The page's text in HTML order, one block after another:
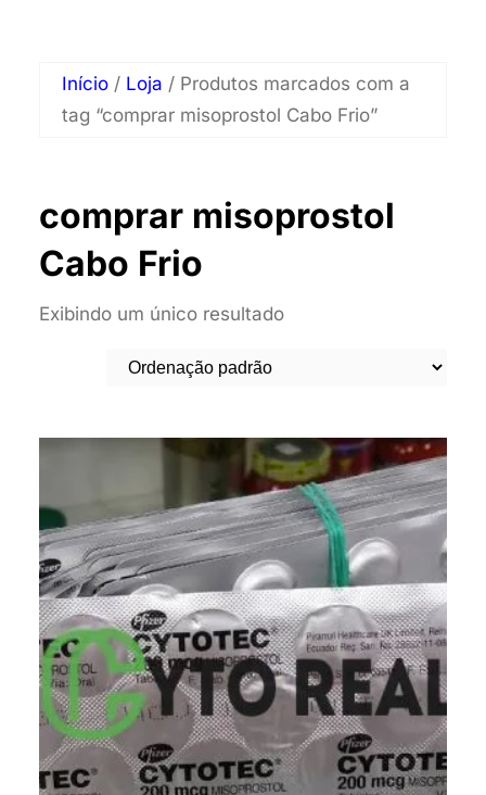
Início / Loja / Produtos marcados com a
tag “comprar misoprostol Cabo Frio”
comprar misoprostol
Cabo Frio
Exibindo um único resultado